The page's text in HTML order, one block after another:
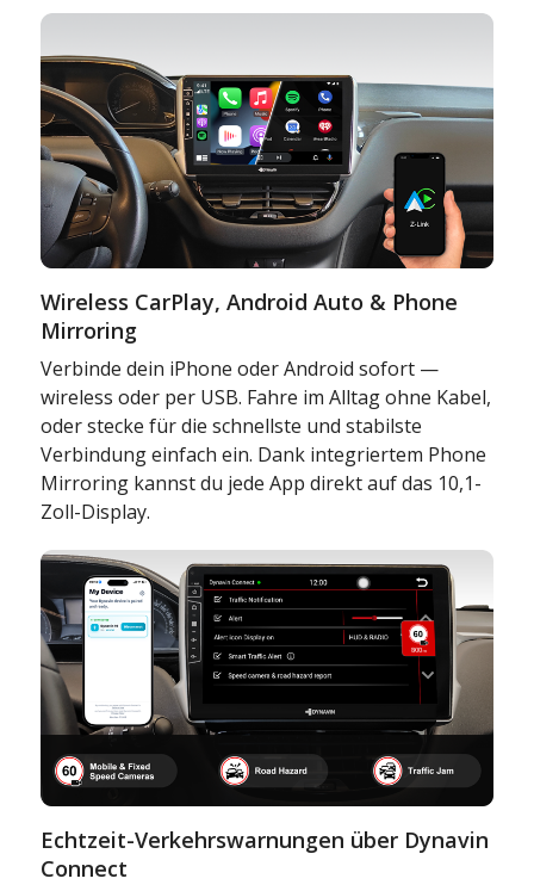
Wireless CarPlay, Android Auto & Phone
Mirroring
Verbinde dein iPhone oder Android sofort —
wireless oder per USB. Fahre im Alltag ohne Kabel,
oder stecke für die schnellste und stabilste
Verbindung einfach ein. Dank integriertem Phone
Mirroring kannst du jede App direkt auf das 10,1-
Zoll-Display.
Echtzeit-Verkehrswarnungen über Dynavin
Connect